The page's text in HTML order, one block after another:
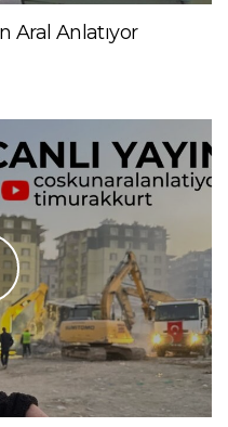
Aral Anlatıyor